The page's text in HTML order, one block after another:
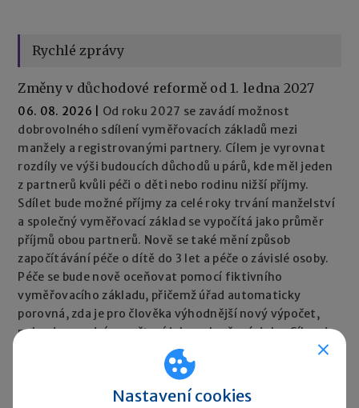
Rychlé zprávy
Změny v důchodové reformě od 1. ledna 2027
06. 08. 2026
Od roku 2027 se zavádí možnost
dobrovolného sdílení vyměřovacích základů mezi
manžely a registrovanými partnery. Cílem je vyrovnat
rozdíly ve výši budoucích důchodů u párů, kde měl jeden
z partnerů kvůli péči o děti nebo rodinu nižší příjmy.
Sdílet bude možné příjmy za celé roky trvání manželství
a společný vyměřovací základ se vypočítá jako průměr
příjmů obou partnerů. Nově se také mění způsob
započítávání péče o dítě do 3 let a péče o závislé osoby.
Péče se bude nově oceňovat pomocí fiktivního
vyměřovacího základu, přičemž úřad automaticky
porovná, zda je pro člověka výhodnější nový výpočet,
nebo dosavadní započtení jako vyloučené doby. Cílem je,
aby péče neměla negativní dopad na výši důchodu.
Nastavení cookies